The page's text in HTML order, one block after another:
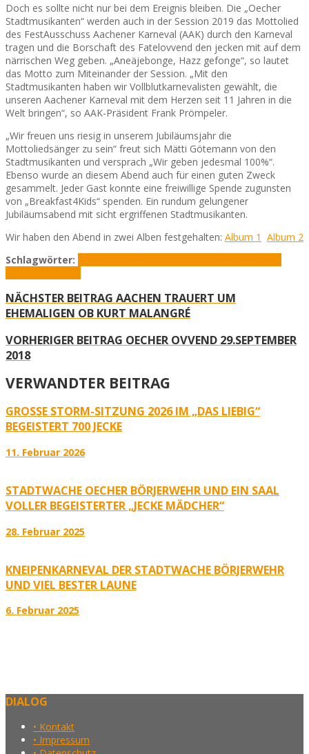
Doch es sollte nicht nur bei dem Ereignis bleiben. Die „Oecher
Stadtmusikanten“ werden auch in der Session 2019 das Mottolied
des FestAusschuss Aachener Karneval (AAK) durch den Karneval
tragen und die Borschaft des Fatelovvend den jecken mit auf dem
närrischen Weg geben. „Aneäjebonge, Hazz gefonge“, so lautet
das Motto zum Miteinander der Session. „Mit den
Stadtmusikanten haben wir Vollblutkarnevalisten gewählt, die
unseren Aachener Karneval mit dem Herzen seit 11 Jahren in die
Welt bringen“, so AAK-Präsident Frank Prömpeler.
„Wir freuen uns riesig in unserem Jubiläumsjahr die
Mottoliedsänger zu sein“ freut sich Mätti Götemann von den
Stadtmusikanten und versprach „Wir geben jedesmal 100%“.
Ebenso wurde an diesem Abend auch für einen guten Zweck
gesammelt. Jeder Gast konnte eine freiwillige Spende zugunsten
von „Breakfast4Kids“ spenden. Ein rundum gelungener
Jubiläumsabend mit sicht ergriffenen Stadtmusikanten.
Wir haben den Abend in zwei Alben festgehalten: Album 1 Album 2
Schlagwörter:
NÄCHSTER BEITRAG AACHEN TRAUERT UM
EHEMALIGEN OB KURT MALANGRÉ
VORHERIGER BEITRAG OECHER OVVEND 29.SEPTEMBER
2018
VERWANDTER BEITRAG
GROSSE STORM-SITZUNG 2026 IM „DAS LIEBIG“ B
EGEISTERT 700 JECKE
11. Februar 2026
STADTWACHE OECHER BÖRJERWEHR UND EIN SAAL
VOLLER BEGEISTERTER „JECKE MÄDCHER“
28. Februar 2025
KNEIPENKARNEVAL DER STADTWACHE BÖRJERWEHR
UND VIEL BESTER LAUNE
6. Februar 2025
DIALOG
• Kontakt
• Impressum